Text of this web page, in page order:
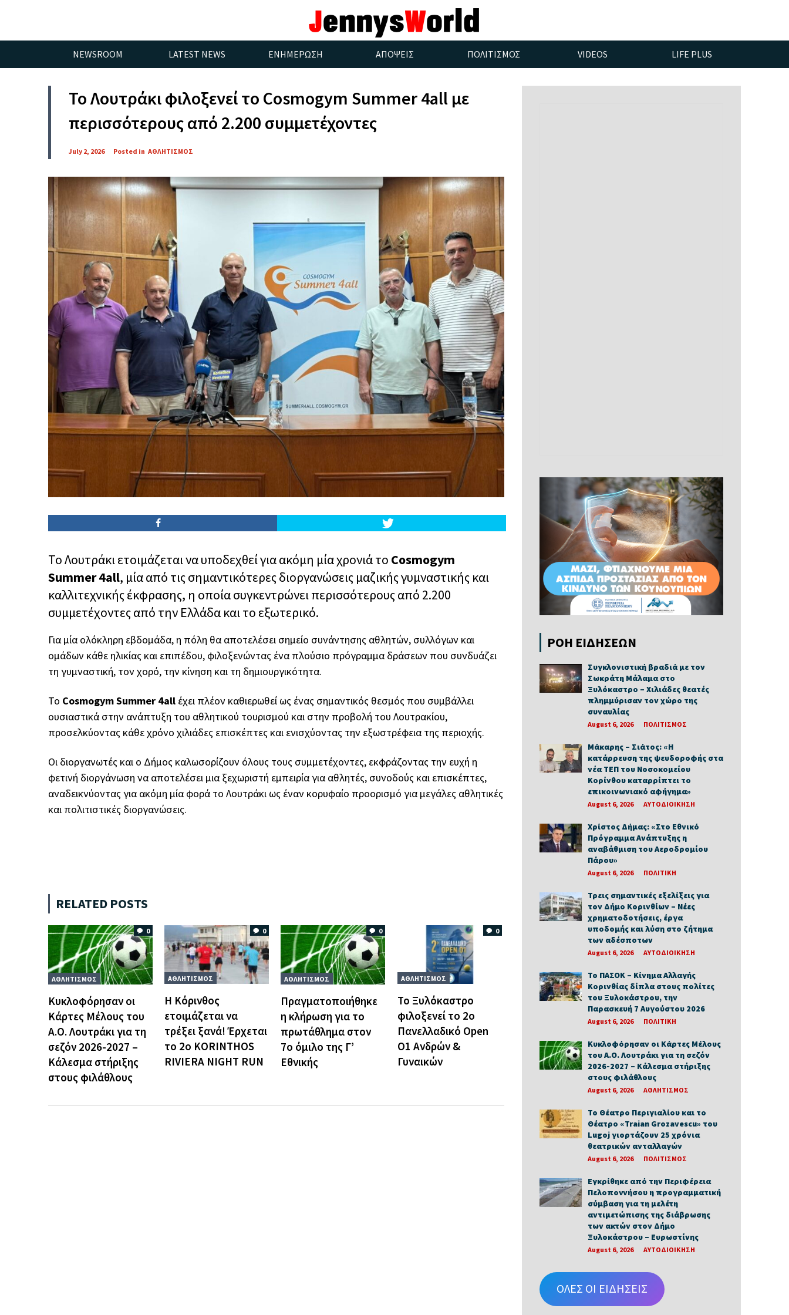
NEWSROOM LATEST NEWS ΕΝΗΜΕΡΩΣΗ ΑΠΟΨΕΙΣ ΠΟΛΙΤΙΣΜΟΣ VIDEOS LIFE PLUS
Το Λουτράκι φιλοξενεί το Cosmogym Summer 4all με
περισσότερους από 2.200 συμμετέχοντες
July 2, 2026 Posted in ΑΘΛΗΤΙΣΜΟΣ
Το Λουτράκι ετοιμάζεται να υποδεχθεί για ακόμη μία χρονιά το Cosmogym
Summer 4all, μία από τις σημαντικότερες διοργανώσεις μαζικής γυμναστικής και
καλλιτεχνικής έκφρασης, η οποία συγκεντρώνει περισσότερους από 2.200
συμμετέχοντες από την Ελλάδα και το εξωτερικό.
Για μία ολόκληρη εβδομάδα, η πόλη θα αποτελέσει σημείο συνάντησης αθλητών, συλλόγων και
ομάδων κάθε ηλικίας και επιπέδου, φιλοξενώντας ένα πλούσιο πρόγραμμα δράσεων που συνδυάζει
τη γυμναστική, τον χορό, την κίνηση και τη δημιουργικότητα.
Το Cosmogym Summer 4all έχει πλέον καθιερωθεί ως ένας σημαντικός θεσμός που συμβάλλει
ουσιαστικά στην ανάπτυξη του αθλητικού τουρισμού και στην προβολή του Λουτρακίου,
προσελκύοντας κάθε χρόνο χιλιάδες επισκέπτες και ενισχύοντας την εξωστρέφεια της περιοχής.
Οι διοργανωτές και ο Δήμος καλωσορίζουν όλους τους συμμετέχοντες, εκφράζοντας την ευχή η
φετινή διοργάνωση να αποτελέσει μια ξεχωριστή εμπειρία για αθλητές, συνοδούς και επισκέπτες,
αναδεικνύοντας για ακόμη μία φορά το Λουτράκι ως έναν κορυφαίο προορισμό για μεγάλες αθλητικές
και πολιτιστικές διοργανώσεις.
RELATED POSTS
0
ΑΘΛΗΤΙΣΜΟΣ
Κυκλοφόρησαν οι
Κάρτες Μέλους του
Α.Ο. Λουτράκι για τη
σεζόν 2026-2027 –
Κάλεσμα στήριξης
στους φιλάθλους
0
ΑΘΛΗΤΙΣΜΟΣ
Η Κόρινθος
ετοιμάζεται να
τρέξει ξανά! Έρχεται
το 2ο KORINTHOS
RIVIERA NIGHT RUN
0
ΑΘΛΗΤΙΣΜΟΣ
Πραγματοποιήθηκε
η κλήρωση για το
πρωτάθλημα στον
7ο όμιλο της Γ’
Εθνικής
0
ΑΘΛΗΤΙΣΜΟΣ
Το Ξυλόκαστρο
φιλοξενεί το 2ο
Πανελλαδικό Open
O1 Ανδρών &
Γυναικών
ΡΟΗ ΕΙΔΗΣΕΩΝ
Συγκλονιστική βραδιά με τον
Σωκράτη Μάλαμα στο
Ξυλόκαστρο – Χιλιάδες θεατές
πλημμύρισαν τον χώρο της
συναυλίας
August 6, 2026 ΠΟΛΙΤΙΣΜΟΣ
Μάκαρης – Σιάτος: «Η
κατάρρευση της ψευδοροφής στα
νέα ΤΕΠ του Νοσοκομείου
Κορίνθου καταρρίπτει το
επικοινωνιακό αφήγημα»
August 6, 2026 ΑΥΤΟΔΙΟΙΚΗΣΗ
Χρίστος Δήμας: «Στο Εθνικό
Πρόγραμμα Ανάπτυξης η
αναβάθμιση του Αεροδρομίου
Πάρου»
August 6, 2026 ΠΟΛΙΤΙΚΗ
Τρεις σημαντικές εξελίξεις για
τον Δήμο Κορινθίων – Νέες
χρηματοδοτήσεις, έργα
υποδομής και λύση στο ζήτημα
των αδέσποτων
August 6, 2026 ΑΥΤΟΔΙΟΙΚΗΣΗ
Το ΠΑΣΟΚ – Κίνημα Αλλαγής
Κορινθίας δίπλα στους πολίτες
του Ξυλοκάστρου, την
Παρασκευή 7 Αυγούστου 2026
August 6, 2026 ΠΟΛΙΤΙΚΗ
Κυκλοφόρησαν οι Κάρτες Μέλους
του Α.Ο. Λουτράκι για τη σεζόν
2026-2027 – Κάλεσμα στήριξης
στους φιλάθλους
August 6, 2026 ΑΘΛΗΤΙΣΜΟΣ
Το Θέατρο Περιγιαλίου και το
Θέατρο «Traian Grozavescu» του
Lugoj γιορτάζουν 25 χρόνια
θεατρικών ανταλλαγών
August 6, 2026 ΠΟΛΙΤΙΣΜΟΣ
Εγκρίθηκε από την Περιφέρεια
Πελοποννήσου η προγραμματική
σύμβαση για τη μελέτη
αντιμετώπισης της διάβρωσης
των ακτών στον Δήμο
Ξυλοκάστρου – Ευρωστίνης
August 6, 2026 ΑΥΤΟΔΙΟΙΚΗΣΗ
ΟΛΕΣ ΟΙ ΕΙΔΗΣΕΙΣ